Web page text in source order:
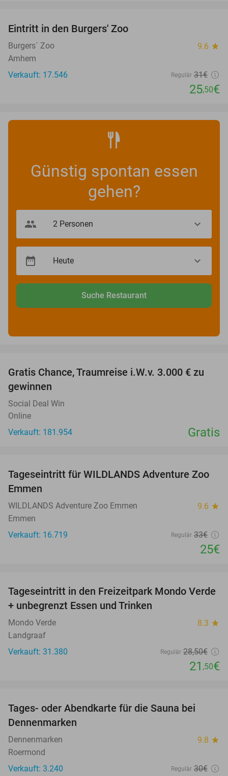
Eintritt in den Burgers' Zoo
Burgers´ Zoo 9.6 star
Arnhem
Verkauft: 17.546
Regulär 31€
25,50€
Günstig spontan essen
gehen?
Suche Restaurant
Gratis Chance, Traumreise i.W.v. 3.000 € zu
gewinnen
Social Deal Win
Online
Verkauft: 181.954
Gratis
24%
Tageseintritt für WILDLANDS Adventure Zoo
Emmen
WILDLANDS Adventure Zoo Emmen 9.6 star
Emmen
Verkauft: 16.719
Regulär 33€
25€
25%
Tageseintritt in den Freizeitpark Mondo Verde
+ unbegrenzt Essen und Trinken
Mondo Verde 8.3 star
Landgraaf
Verkauft: 31.380
Regulär 28,50€
21 ,50€
Tages- oder Abendkarte für die Sauna bei
Dennenmarken
Dennenmarken 9.8 star
Roermond
Verkauft: 3.240
Regulär 30€